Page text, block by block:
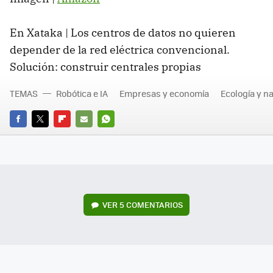
En Xataka | Los centros de datos no quieren
depender de la red eléctrica convencional.
Solución: construir centrales propias
FACEBOOK
TWITTERFLIPBOARD
E-
WHATSAPP
TEMAS Robótica e IA Empresas y economía Ecología y
VER5 COMENTARIOS